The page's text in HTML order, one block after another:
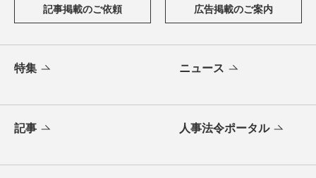
記事掲載のご依頼 広告掲載のご案内
特集 ニュース
記事 人事法令ポータル